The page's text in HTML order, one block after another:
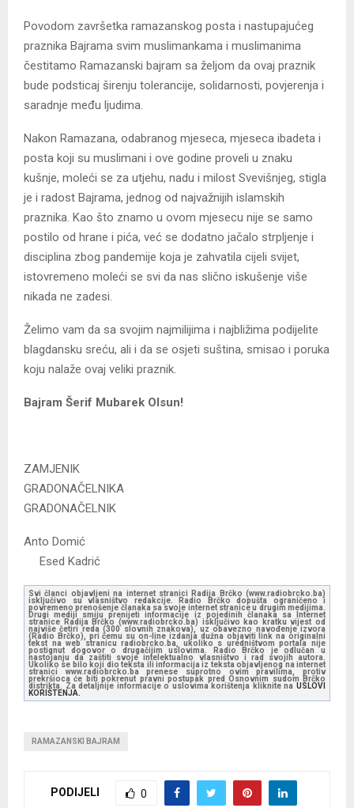
Povodom završetka ramazanskog posta i nastupajućeg
praznika Bajrama svim muslimankama i muslimanima
čestitamo Ramazanski bajram sa željom da ovaj praznik
bude podsticaj širenju tolerancije, solidarnosti, povjerenja i
saradnje među ljudima.
Nakon Ramazana, odabranog mjeseca, mjeseca ibadeta i
posta koji su muslimani i ove godine proveli u znaku
kušnje, moleći se za utjehu, nadu i milost Svevišnjeg, stigla
je i radost Bajrama, jednog od najvažnijih islamskih
praznika. Kao što znamo u ovom mjesecu nije se samo
postilo od hrane i pića, već se dodatno jačalo strpljenje i
disciplina zbog pandemije koja je zahvatila cijeli svijet,
istovremeno moleći se svi da nas slično iskušenje više
nikada ne zadesi.
Želimo vam da sa svojim najmilijima i najbližima podijelite
blagdansku sreću, ali i da se osjeti suština, smisao i poruka
koju nalaže ovaj veliki praznik.
Bajram Šerif Mubarek Olsun!
ZAMJENIK
GRADONAČELNIKA
GRADONAČELNIK
Anto Domić
Esed Kadrić
Svi članci objavljeni na internet stranici Radija Brčko (www.radiobrcko.ba)
isključivo su vlasništvo redakcije. Radio Brčko dopušta ograničeno i
povremeno prenošenje članaka sa svoje internet stranice u drugim medijima.
Drugi mediji smiju prenijeti informacije iz pojedinih članaka sa Internet
stranice Radija Brčko (www.radiobrcko.ba) isključivo kao kratku vijest od
najviše četiri reda (300 slovnih znakova), uz obavezno navođenje izvora
(Radio Brčko), pri čemu su on-line izdanja dužna objaviti link na originalni
tekst na web stranicu radiobrcko.ba, ukoliko s uredništvom portala nije
postignut dogovor o drugačijim uslovima. Radio Brčko je odlučan u
nastojanju da zaštiti svoje intelektualno vlasništvo i rad svojih autora.
Ukoliko se bilo koji dio teksta ili informacija iz teksta objavljenog na internet
stranici www.radiobrcko.ba prenese suprotno ovim pravilima, protiv
prekršioca će biti pokrenut pravni postupak pred Osnovnim sudom Brčko
distrikta. Za detaljnije informacije o uslovima korištenja kliknite na USLOVI
KORIŠTENJA.
RAMAZANSKI BAJRAM
PODIJELI 0